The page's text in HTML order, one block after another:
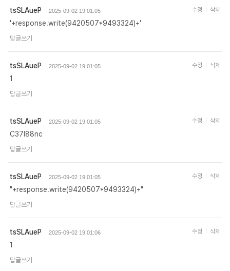
tsSLAueP 2025-09-02 19:01:05
'+response.write(9420507*9493324)+'
답글쓰기
수정 삭제
tsSLAueP 2025-09-02 19:01:05
1
답글쓰기
수정 삭제
tsSLAueP 2025-09-02 19:01:05
C37I88nc
답글쓰기
수정 삭제
tsSLAueP 2025-09-02 19:01:05
"+response.write(9420507*9493324)+"
답글쓰기
수정 삭제
tsSLAueP 2025-09-02 19:01:06
1
답글쓰기
수정 삭제